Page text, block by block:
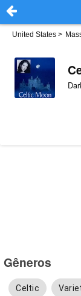
United States >
Gêneros
Celtic